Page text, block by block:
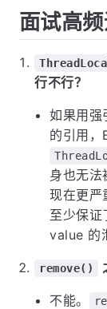
面试高频
行不行？
如果用强
的引用
身也无法
现在更
至少保证
value 的
remove()
不能。